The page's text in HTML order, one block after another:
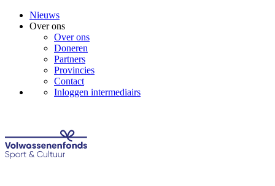
Nieuws
Over ons
Over ons
Doneren
Partners
Provincies
Contact
Inloggen intermediairs